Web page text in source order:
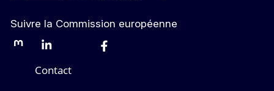
Suivre la Commission européenne
MastodonLinkedInBlueskyFacebook
Contact